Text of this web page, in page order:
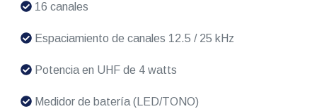
16 canales
Espaciamiento de canales 12.5 / 25 kHz
Potencia en UHF de 4 watts
Medidor de batería (LED/TONO)